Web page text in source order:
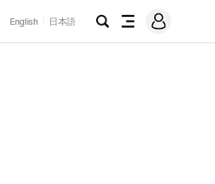
English 日本語
검
전
메
그